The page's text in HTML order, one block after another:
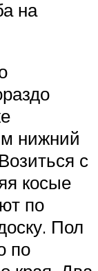
на
нижний
с
косые
по
Пол
по